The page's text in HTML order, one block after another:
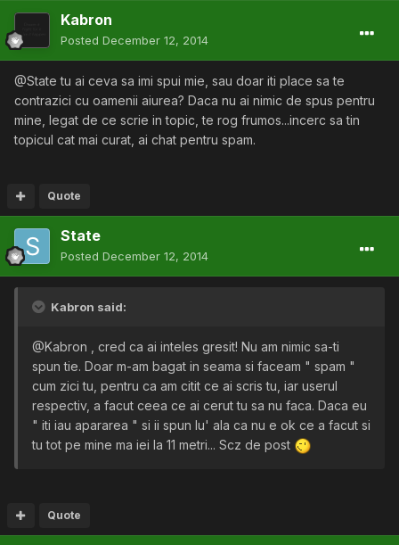
Kabron
Posted December 12, 2014
@State tu ai ceva sa imi spui mie, sau doar iti place sa te
contrazici cu oamenii aiurea? Daca nu ai nimic de spus pentru
mine, legat de ce scrie in topic, te rog frumos...incerc sa tin
topicul cat mai curat, ai chat pentru spam.
Quote
State
Posted December 12, 2014
Kabron said:
@Kabron , cred ca ai inteles gresit! Nu am nimic sa-ti
spun tie. Doar m-am bagat in seama si faceam " spam "
cum zici tu, pentru ca am citit ce ai scris tu, iar userul
respectiv, a facut ceea ce ai cerut tu sa nu faca. Daca eu
" iti iau apararea " si ii spun lu' ala ca nu e ok ce a facut si
tu tot pe mine ma iei la 11 metri... Scz de post
Quote